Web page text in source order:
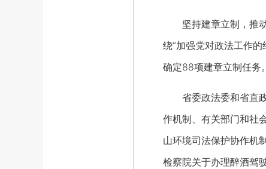
坚持建章立制，推动
绕“加强党对政法工作
确定88项建章立制任务
省委政法委和省直政
作机制、有关部门和社
山环境司法保护协作机
检察院关于办理醉酒驾